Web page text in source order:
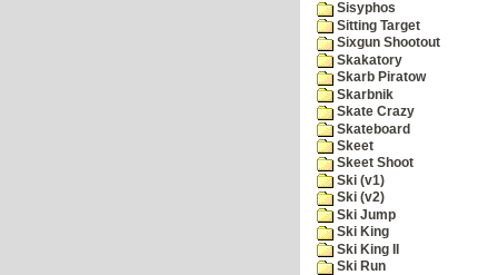
Sisyphos
Sitting Target
Sixgun Shootout
Skakatory
Skarb Piratow
Skarbnik
Skate Crazy
Skateboard
Skeet
Skeet Shoot
Ski (v1)
Ski (v2)
Ski Jump
Ski King
Ski King II
Ski Run